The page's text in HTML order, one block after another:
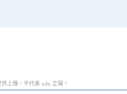
上傳，不代表 udn 立場。